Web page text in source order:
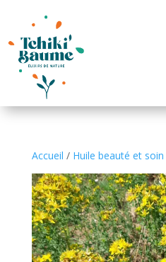
Accueil / Huile beauté et soin